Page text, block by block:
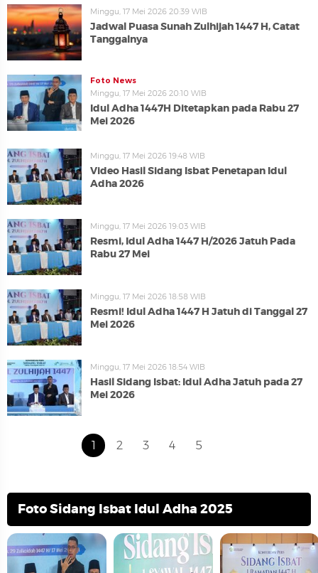
Minggu, 17 Mei 2026 20:39 WIB
Jadwal Puasa Sunah Zulhijah 1447 H, Catat
Tanggalnya
Foto News
Minggu, 17 Mei 2026 20:10 WIB
Idul Adha 1447H Ditetapkan pada Rabu 27
Mei 2026
Minggu, 17 Mei 2026 19:48 WIB
Video Hasil Sidang Isbat Penetapan Idul
Adha 2026
Minggu, 17 Mei 2026 19:03 WIB
Resmi, Idul Adha 1447 H/2026 Jatuh Pada
Rabu 27 Mei
Minggu, 17 Mei 2026 18:58 WIB
Resmi! Idul Adha 1447 H Jatuh di Tanggal 27
Mei 2026
Minggu, 17 Mei 2026 18:54 WIB
Hasil Sidang Isbat: Idul Adha Jatuh pada 27
Mei 2026
1 2 3 4 5
Foto Sidang Isbat Idul Adha 2025